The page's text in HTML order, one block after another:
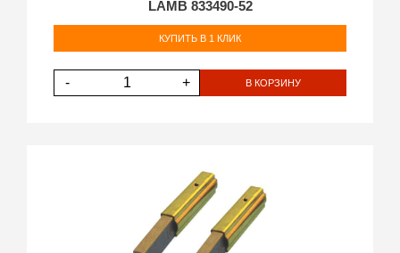
LAMB 833490-52
КУПИТЬ В 1 КЛИК
- + В КОРЗИНУ